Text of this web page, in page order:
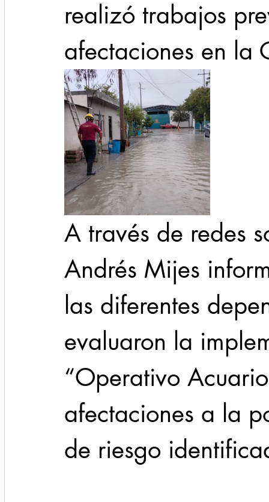
realizó trabajos
afectaciones en la
A través de redes
Andrés Mijes
las diferentes
evaluaron la
“Operativo
afectaciones a la
de riesgo